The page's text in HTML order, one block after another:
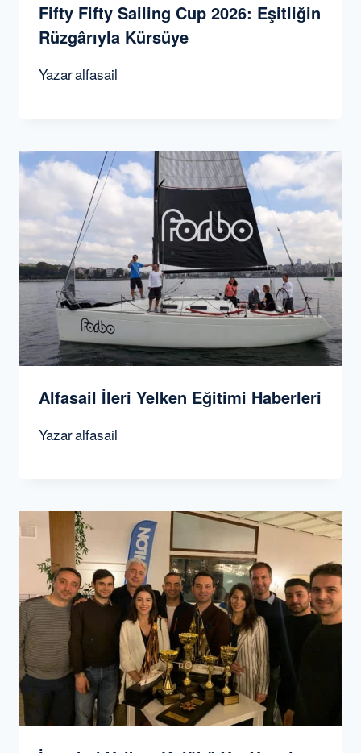
Fifty Fifty Sailing Cup 2026: Eşitliğin
Rüzgârıyla Kürsüye
Yazaralfasail
Alfasail İleri Yelken Eğitimi Haberleri
Yazaralfasail